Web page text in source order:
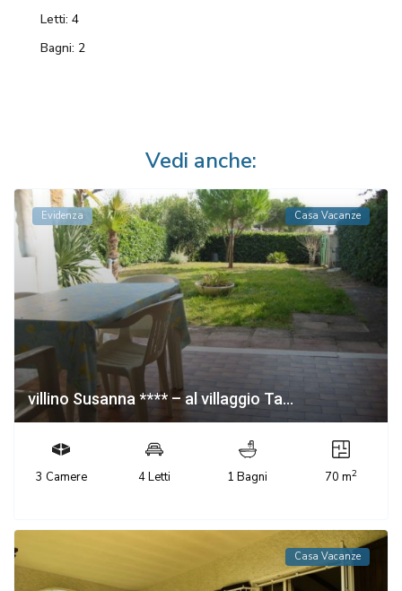
Letti: 4
Bagni: 2
Vedi anche:
Evidenza Casa Vacanze
villino Susanna **** – al villaggio Ta...
3 Camere 4 Letti 1 Bagni 70 m2
Casa Vacanze